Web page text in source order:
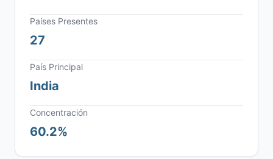
Países Presentes
27
País Principal
India
Concentración
60.2%